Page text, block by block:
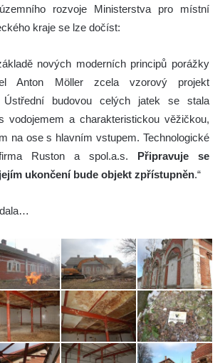
rozvoje Ministerstva pro místní
kraje se lze dočíst:
nových moderních principů porážky
Anton Möller zcela vzorový projekt
Ústřední budovou celých jatek se stala
vodojemem a charakteristickou věžičkou,
na ose s hlavním vstupem. Technologické
Ruston a spol.a.s. Připravuje se
ukončení bude objekt zpřístupněn.“